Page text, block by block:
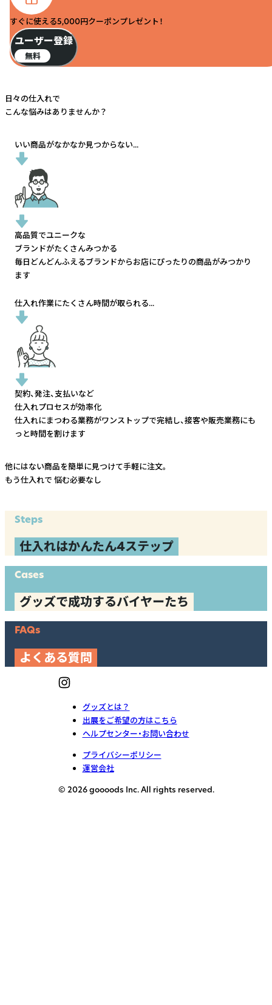
すぐに使える5,000円クーポンプレゼント！
ユーザー登録
無料
日々の仕入れで
こんな悩みはありませんか？
いい商品がなかなか見つからない...
高品質でユニークな
ブランドがたくさんみつかる
毎日どんどんふえるブランドからお店にぴったりの商品がみつかり
ます
仕入れ作業にたくさん時間が取られる...
契約、発注、支払いなど
仕入れプロセスが効率化
仕入れにまつわる業務がワンストップで完結し、接客や販売業務にも
っと時間を割けます
他にはない商品を簡単に見つけて手軽に注文。
もう仕入れで 悩む必要なし
Steps
仕入れはかんたん4ステップ
Cases
グッズで成功するバイヤーたち
FAQs
よくある質問
グッズとは？
出展をご希望の方はこちら
ヘルプセンター・お問い合わせ
プライバシーポリシー
運営会社
© 2026 goooods Inc. All rights reserved.